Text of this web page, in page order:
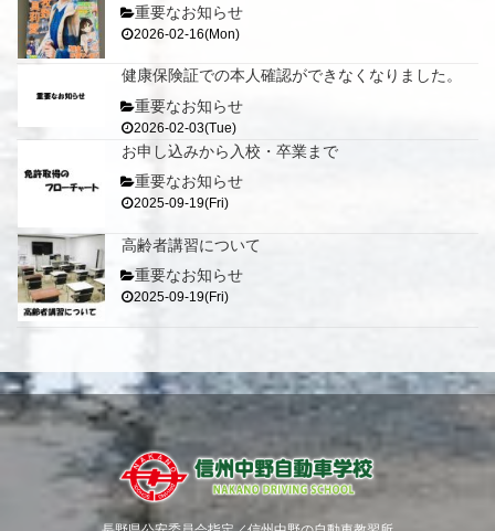
重要なお知らせ
2026-02-16(Mon)
健康保険証での本人確認ができなくなりました。
重要なお知らせ
2026-02-03(Tue)
お申し込みから入校・卒業まで
重要なお知らせ
2025-09-19(Fri)
高齢者講習について
重要なお知らせ
2025-09-19(Fri)